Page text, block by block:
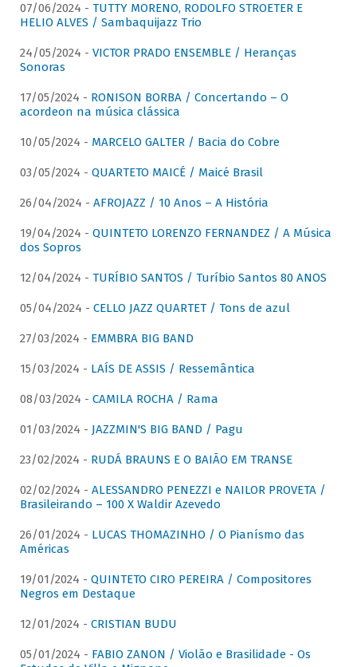
07/06/2024 - TUTTY MORENO, RODOLFO STROETER E
HELIO ALVES / Sambaquijazz Trio
24/05/2024 - VICTOR PRADO ENSEMBLE / Heranças
Sonoras
17/05/2024 - RONISON BORBA / Concertando – O
acordeon na música clássica
10/05/2024 - MARCELO GALTER / Bacia do Cobre
03/05/2024 - QUARTETO MAICÉ / Maicé Brasil
26/04/2024 - AFROJAZZ / 10 Anos – A História
19/04/2024 - QUINTETO LORENZO FERNANDEZ / A Música
dos Sopros
12/04/2024 - TURÍBIO SANTOS / Turíbio Santos 80 ANOS
05/04/2024 - CELLO JAZZ QUARTET / Tons de azul
27/03/2024 - EMMBRA BIG BAND
15/03/2024 - LAÍS DE ASSIS / Ressemântica
08/03/2024 - CAMILA ROCHA / Rama
01/03/2024 - JAZZMIN'S BIG BAND / Pagu
23/02/2024 - RUDÁ BRAUNS E O BAIÃO EM TRANSE
02/02/2024 - ALESSANDRO PENEZZI e NAILOR PROVETA /
Brasileirando – 100 X Waldir Azevedo
26/01/2024 - LUCAS THOMAZINHO / O Pianísmo das
Américas
19/01/2024 - QUINTETO CIRO PEREIRA / Compositores
Negros em Destaque
12/01/2024 - CRISTIAN BUDU
05/01/2024 - FABIO ZANON / Violão e Brasilidade - Os